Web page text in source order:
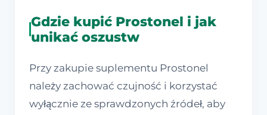
Gdzie kupić Prostonel i jak
unikać oszustw
Przy zakupie suplementu Prostonel
należy zachować czujność i korzystać
wyłącznie ze sprawdzonych źródeł, aby